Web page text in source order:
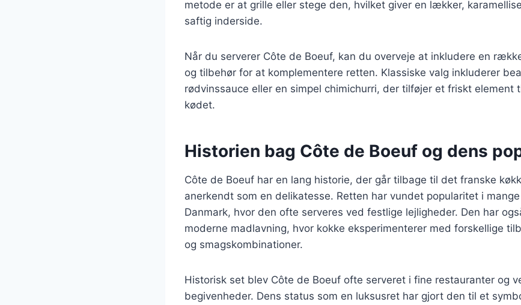
metode er at grille eller stege den, hvilket giver en lækker,
saftig inderside.
Når du serverer Côte de Boeuf, kan du overveje at inkludere en
og tilbehør for at komplementere retten. Klassiske valg inkluderer
rødvinssauce eller en simpel chimichurri, der tilføjer et friskt element
kødet.
Historien bag Côte de Boeuf og dens
Côte de Boeuf har en lang historie, der går tilbage til det franske
anerkendt som en delikatesse. Retten har vundet popularitet i
Danmark, hvor den ofte serveres ved festlige lejligheder. Den har
moderne madlavning, hvor kokke eksperimenterer med forskellige
og smagskombinationer.
Historisk set blev Côte de Boeuf ofte serveret i fine restauranter og
begivenheder. Dens status som en luksusret har gjort den til et